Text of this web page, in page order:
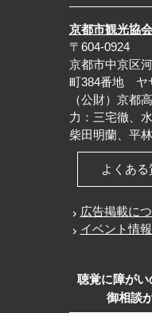
京都市観光協会
〒604-0924
京都市中京区
町384番地 ヤ
（公財）京都
力：三宅徹、
柴田明蘭、平
よくあ
広告掲載に
イベント情
聴覚に障が
御相談